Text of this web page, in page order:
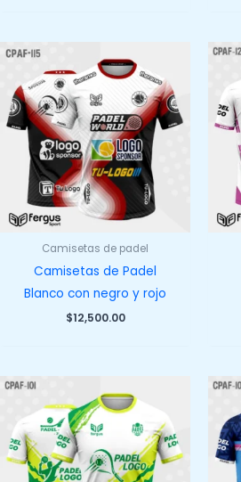
Camisetas de padel
Camisetas de Padel
Blanco con negro y rojo
$12,500.00